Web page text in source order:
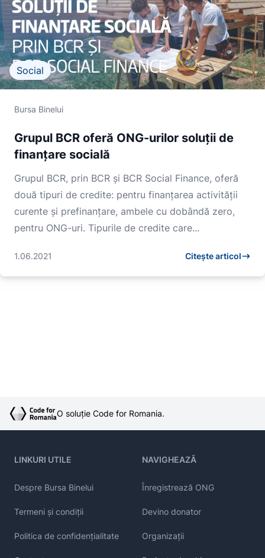
Social
Bursa Binelui
Grupul BCR oferă ONG-urilor soluții de
finanțare socială
Grupul BCR, prin BCR și BCR Social Finance, oferă
două tipuri de credite: pentru finanțarea activității
curente și prefinanțare, ambele cu dobândă zero,
pentru ONG-uri. Tipurile de credite care...
1.06.2021 Citește articol
O soluție Code for Romania.
LINKURI UTILE
Despre Bursa Binelui
Termeni și condiții
Politica de confidențialitate
NAVIGHEAZĂ
Înregistrează ONG
Devino donator
Organizații